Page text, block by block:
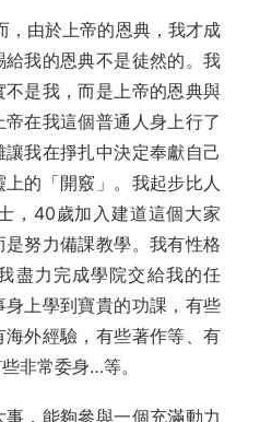
，由於上帝的恩典，我才成
我的恩典不是徒然的。我
是我，而是上帝的恩典與
在我這個普通人身上行了
我在掙扎中決定奉獻自己
的「開竅」。我起步比人
，40歲加入建道這個大家
努力備課教學。我有性格
盡力完成學院交給我的任
上學到寶貴的功課，有些
外經驗，有些著作等、有
非常委身…等。
，能夠參與一個充滿動力